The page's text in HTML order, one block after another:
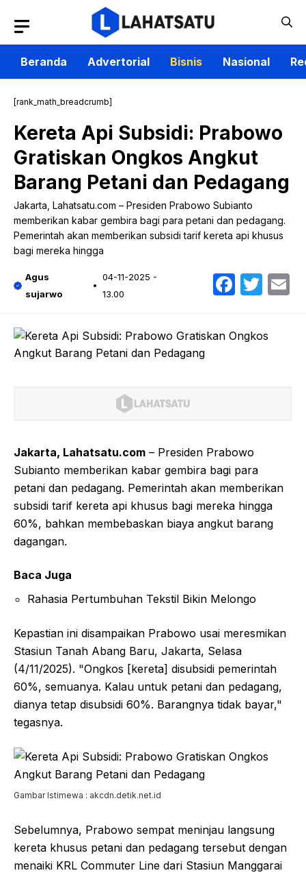
isi
Beranda
Advertorial Bisnis Nasional
[rank_math_breadcrumb]
Kereta Api Subsidi: Prabowo
Gratiskan Ongkos Angkut
Barang Petani dan Pedagang
Jakarta, Lahatsatu.com – Presiden Prabowo Subianto
memberikan kabar gembira bagi para petani dan pedagang.
Pemerintah akan memberikan subsidi tarif kereta api khusus
bagi mereka hingga
Agus
sujarwo
04-11-2025 -
13.00
Jakarta, Lahatsatu.com – Presiden Prabowo
Subianto memberikan kabar gembira bagi para
petani dan pedagang. Pemerintah akan memberikan
subsidi tarif kereta api khusus bagi mereka hingga
60%, bahkan membebaskan biaya angkut barang
dagangan.
Baca Juga
Rahasia Pertumbuhan Tekstil Bikin Melongo
Kepastian ini disampaikan Prabowo usai meresmikan
Stasiun Tanah Abang Baru, Jakarta, Selasa
(4/11/2025). "Ongkos [kereta] disubsidi pemerintah
60%, semuanya. Kalau untuk petani dan pedagang,
dianya tetap disubsidi 60%. Barangnya tidak bayar,"
tegasnya.
Gambar Istimewa : akcdn.detik.net.id
Sebelumnya, Prabowo sempat meninjau langsung
kereta khusus petani dan pedagang tersebut dengan
menaiki KRL Commuter Line dari Stasiun Manggarai